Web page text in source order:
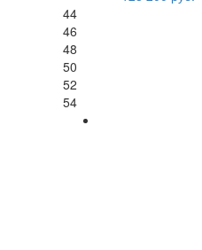
44
46
48
50
52
54